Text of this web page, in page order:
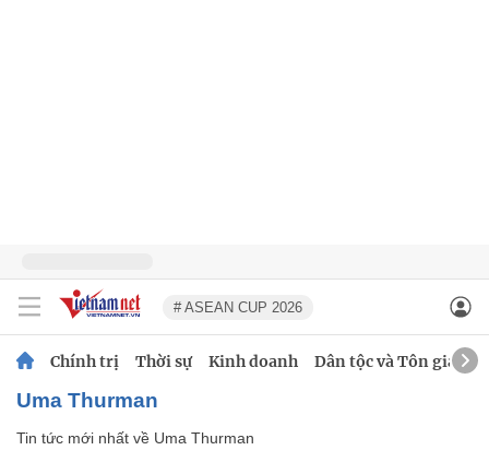
# ASEAN CUP 2026
Chính trị Thời sự Kinh doanh Dân tộc và Tôn giáo
Uma Thurman
Tin tức mới nhất về Uma Thurman